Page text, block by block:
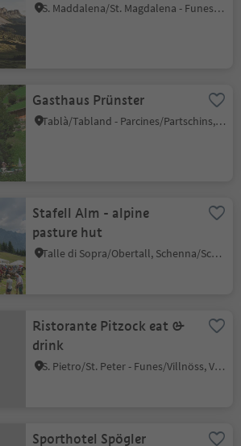
S. Maddalena/St. Magdalena - Funes/Villnöss, Villnöss/Funes, Dolomites Region Lüsen Villnöss
Gasthaus Prünster
Tablà/Tabland - Parcines/Partschins, Partschins/Parcines, Meran/Merano and environs
Stafell Alm - alpine
pasture hut
Talle di Sopra/Obertall, Schenna/Scena, Meran/Merano and environs
Ristorante Pitzock eat &
drink
S. Pietro/St. Peter - Funes/Villnöss, Villnöss/Funes, Dolomites Region Lüsen Villnöss
Sporthotel Spögler